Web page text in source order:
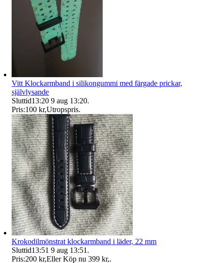
Vitt Klockarmband i silikongummi med färgade prickar,
självlysande
Sluttid13:20 9 aug 13:20.
Pris:100 kr,Utropspris.
Krokodilmönstrat klockarmband i läder, 22 mm
Sluttid13:51 9 aug 13:51 .
Pris:200 kr,Eller Köp nu 399 kr,.